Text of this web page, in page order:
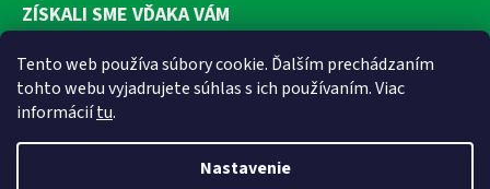
Tento web používa súbory cookie. Ďalším prechádzaním
tohto webu vyjadrujete súhlas s ich používaním. Viac
informáciítu.
Nastavenie
ZÍSKALI SME VĎAKA VÁM